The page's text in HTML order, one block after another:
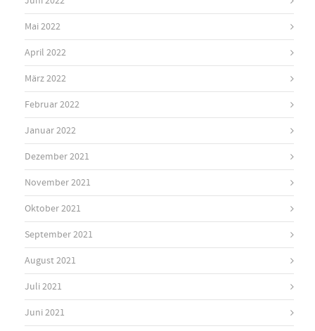
Mai 2022
April 2022
März 2022
Februar 2022
Januar 2022
Dezember 2021
November 2021
Oktober 2021
September 2021
August 2021
Juli 2021
Juni 2021